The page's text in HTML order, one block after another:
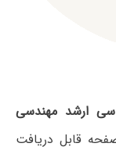
ارشد مهندسی
قابل دریافت